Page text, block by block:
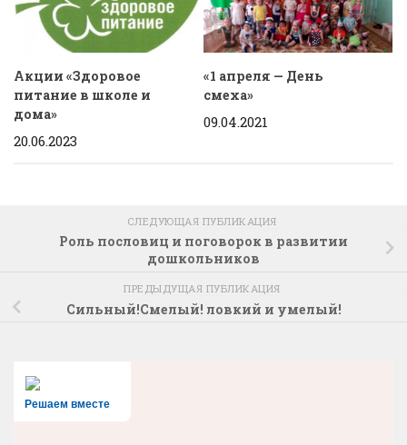
Акции «Здоровое
питание в школе и
дома»
20.06.2023
«1 апреля — День
смеха»
09.04.2021
СЛЕДУЮЩАЯ ПУБЛИКАЦИЯ
Роль пословиц и поговорок в развитии
дошкольников
ПРЕДЫДУЩАЯ ПУБЛИКАЦИЯ
Сильный!Смелый! ловкий и умелый!
Решаем вместе